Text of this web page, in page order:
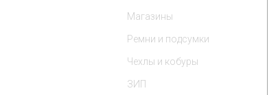
Магазины
Ремни и подсумки
Чехлы и кобуры
ЗИП